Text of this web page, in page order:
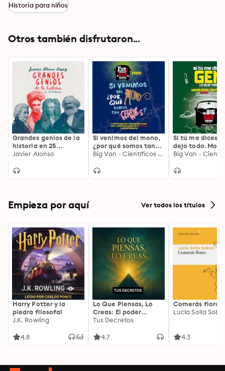
Historia para niños
Otros también disfrutaron...
Grandes genios de la
historia en 25
historias
Javier Alonso
Si venimos del mono,
¿por qué somos tan
cerdos?. Y otras
interesantes, locas,
Big Van - Científicos sobre Ruedas
Si tú me dices
dejo todo.
científicos
bacterias y
Empieza por aquí Ver todos los títulos
Harry Potter y la
piedra filosofal
J.K. Rowling
4.8
Lo Que Piensas, Lo
Creas: El poder
invisible de tus
tu energía para
Tus Decretos
4.7
Comerás flores
Lucía Solla
4.3